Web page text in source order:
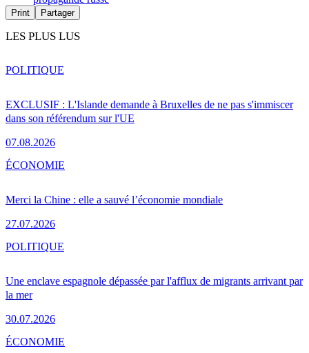
Print Partager
LES PLUS LUS
EXCLUSIF : L'Islande demande à Bruxelles de ne pas s'immiscer
dans son référendum sur l'UE
07.08.2026
POLITIQUE
Merci la Chine : elle a sauvé l’économie mondiale
27.07.2026
ÉCONOMIE
Une enclave espagnole dépassée par l'afflux de migrants arrivant par
la mer
30.07.2026
POLITIQUE
ÉCONOMIE